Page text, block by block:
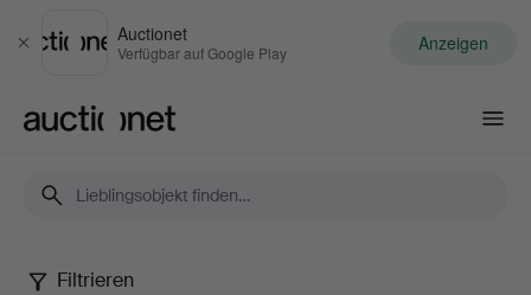
Schließen
Auctionet
Verfügbar auf Google Play Anzeigen
Filtrieren